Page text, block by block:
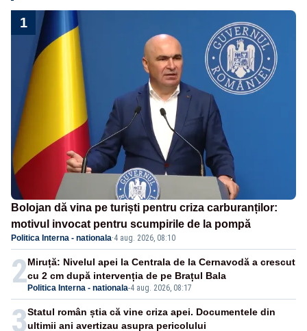
1
Bolojan dă vina pe turiști pentru criza carburanților:
motivul invocat pentru scumpirile de la pompă
Politica Interna - nationala·4 aug. 2026, 08:10
2 Politica Interna - nationala-4 aug. 2026, 08:17
Miruță: Nivelul apei la Centrala de la Cernavodă a crescut
cu 2 cm după intervenția de pe Brațul Bala
3Statul român știa că vine criza apei. Documentele din
ultimii ani avertizau asupra pericolului